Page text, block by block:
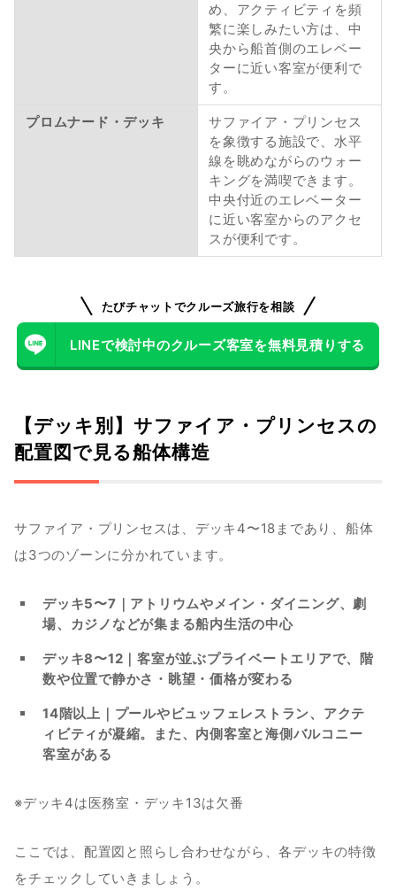
め、アクティビティを頻
繁に楽しみたい方は、中
央から船首側のエレベー
ターに近い客室が便利で
す。
プロムナード・デッキ
サファイア・プリンセス
を象徴する施設で、水平
線を眺めながらのウォー
キングを満喫できます。
中央付近のエレベーター
に近い客室からのアクセ
スが便利です。
たびチャットでクルーズ旅行を相談
LINEで検討中のクルーズ客室を無料見積りする
【デッキ別】サファイア・プリンセスの
配置図で見る船体構造
サファイア・プリンセスは、デッキ4〜18まであり、船体
は3つのゾーンに分かれています。
デッキ5〜7｜アトリウムやメイン・ダイニング、劇
場、カジノなどが集まる船内生活の中心
デッキ8〜12｜客室が並ぶプライベートエリアで、階
数や位置で静かさ・眺望・価格が変わる
14階以上｜プールやビュッフェレストラン、アクテ
ィビティが凝縮。また、内側客室と海側バルコニー
客室がある
※デッキ4は医務室・デッキ13は欠番
ここでは、配置図と照らし合わせながら、各デッキの特徴
をチェックしていきましょう。